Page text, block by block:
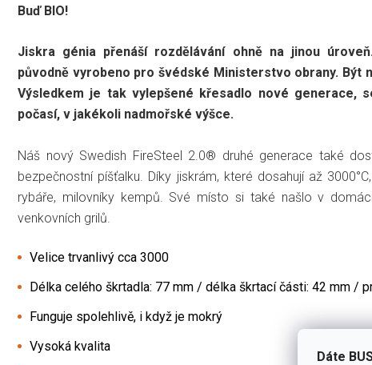
Dáte
Buď BIO!
Jiskra génia přenáší rozdělávání ohně na jinou
původně vyrobeno pro švédské Ministerstvo obrany. Být
Výsledkem je tak vylepšené křesadlo nové generace,
počasí, v jakékoli nadmořské výšce.
Náš nový Swedish FireSteel 2.0® druhé generace také
bezpečnostní píšťalku. Díky jiskrám, které dosahují až
rybáře, milovníky kempů. Své místo si také našlo v
venkovních grilů.
Velice trvanlivý cca 3000
Délka celého škrtadla: 77 mm / délka škrtací části: 42 mm /
Funguje spolehlivě, i když je mokrý
Vysoká kvalita